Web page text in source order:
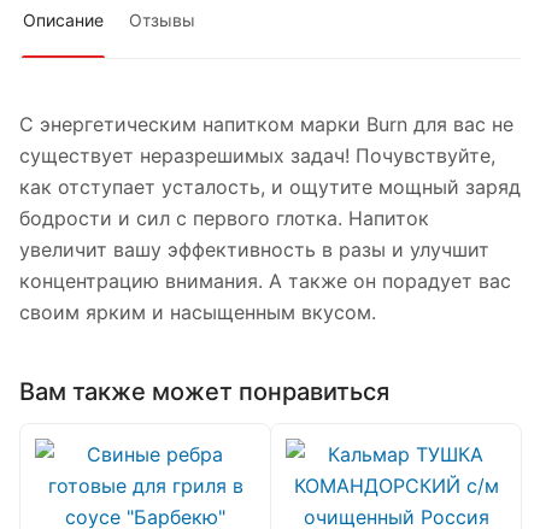
Описание Отзывы
С энергетическим напитком марки Burn для вас не
существует неразрешимых задач! Почувствуйте,
как отступает усталость, и ощутите мощный заряд
бодрости и сил с первого глотка. Напиток
увеличит вашу эффективность в разы и улучшит
концентрацию внимания. А также он порадует вас
своим ярким и насыщенным вкусом.
Вам также может понравиться